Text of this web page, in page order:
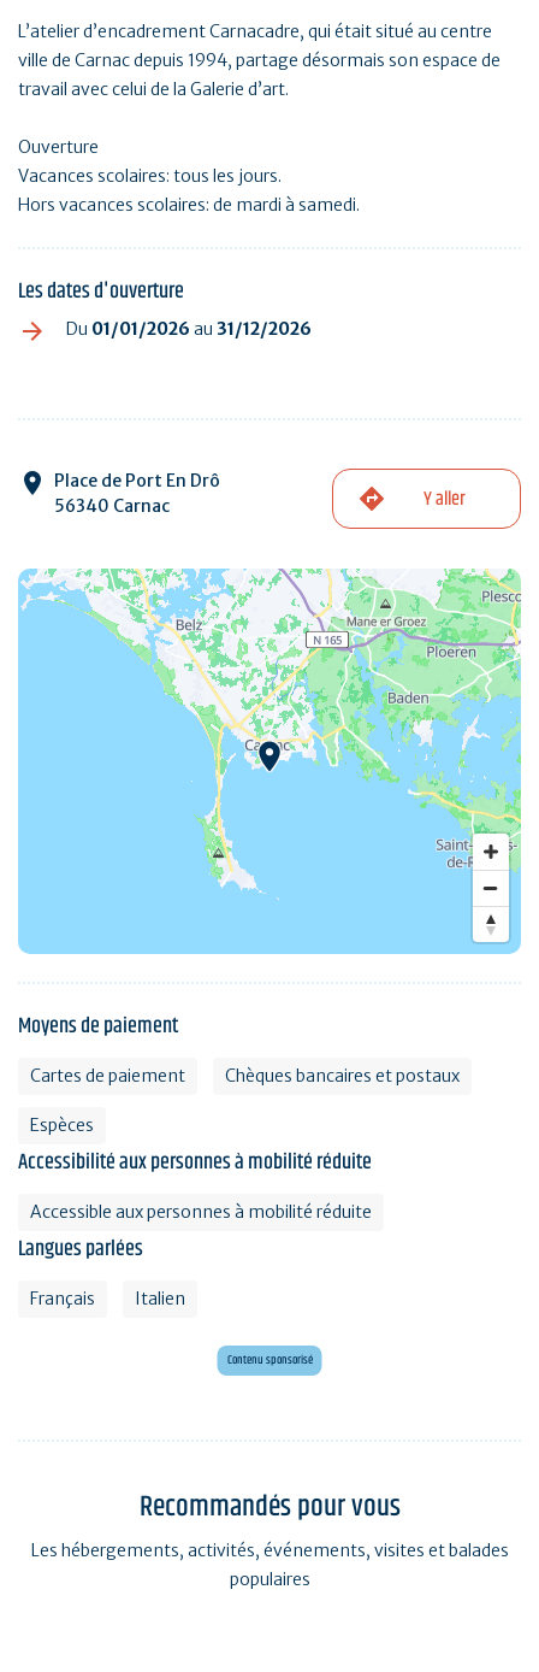
L’atelier d’encadrement Carnacadre, qui était situé au centre
ville de Carnac depuis 1994, partage désormais son espace de
travail avec celui de la Galerie d’art.
Ouverture
Vacances scolaires: tous les jours.
Hors vacances scolaires: de mardi à samedi.
Les dates d'ouverture
Du 01/01/2026 au 31/12/2026
Place de Port En Drô
56340 Carnac
Y aller
Moyens de paiement
Cartes de paiement Chèques bancaires et postaux
Espèces
Accessibilité aux personnes à mobilité réduite
Accessible aux personnes à mobilité réduite
Langues parlées
Français Italien
Contenu sponsorisé
Voyagez en Préhistoire !
Recommandés pour vous
Les hébergements, activités, événements, visites et balades
populaires